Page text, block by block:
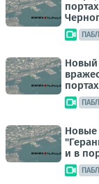
Новый
и в